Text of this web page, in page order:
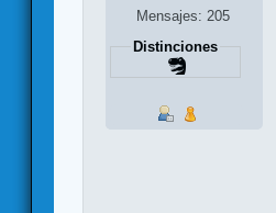
Mensajes: 205
Distinciones